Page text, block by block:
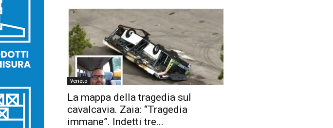
Veneto
La mappa della tragedia sul
cavalcavia. Zaia: “Tragedia
immane”. Indetti tre...